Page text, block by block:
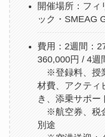
開催場所：フィ
ック・SMEAG
費用：2週間：
360,000円 / 4週
※登録料、授
材費、アクティ
き、添乗サポー
※航空券、税
別途